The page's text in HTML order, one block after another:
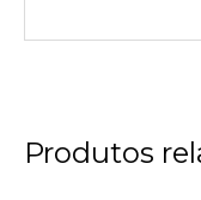
Produtos